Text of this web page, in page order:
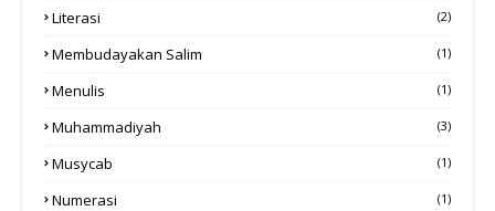
Literasi (2)
Membudayakan Salim (1)
Menulis (1)
Muhammadiyah (3)
Musycab (1)
Numerasi (1)